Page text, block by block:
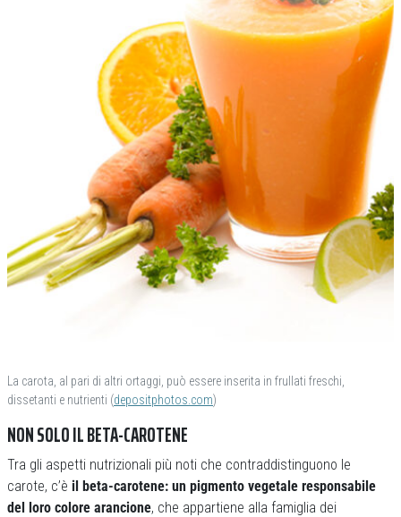
La carota, al pari di altri ortaggi, può essere inserita in frullati freschi,
dissetanti e nutrienti (depositphotos.com)
NON SOLO IL BETA-CAROTENE
Tra gli aspetti nutrizionali più noti che contraddistinguono le
carote, c’è il beta-carotene: un pigmento vegetale responsabile
del loro colore arancione, che appartiene alla famiglia dei